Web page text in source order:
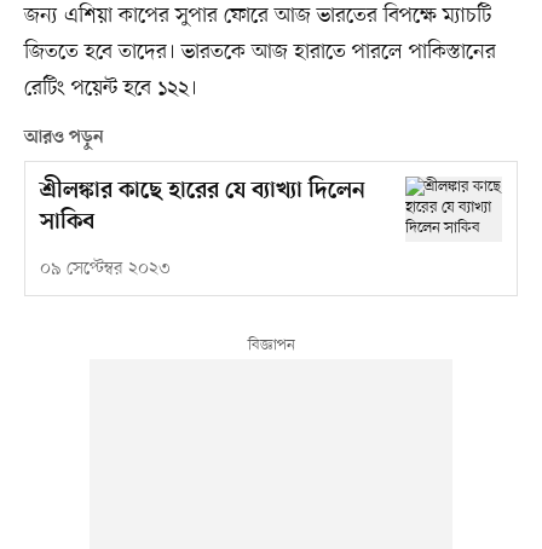
জন্য এশিয়া কাপের সুপার ফোরে আজ ভারতের বিপক্ষে ম্যাচটি
জিততে হবে তাদের। ভারতকে আজ হারাতে পারলে পাকিস্তানের
রেটিং পয়েন্ট হবে ১২২।
আরও পড়ুন
শ্রীলঙ্কার কাছে হারের যে ব্যাখ্যা দিলেন
সাকিব
০৯ সেপ্টেম্বর ২০২৩